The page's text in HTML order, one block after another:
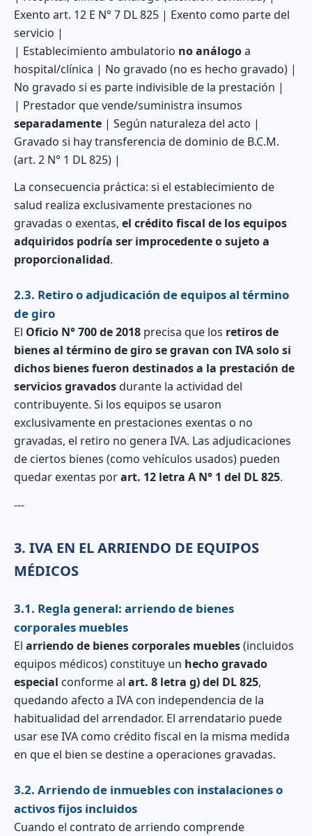
Exento art. 12 E N° 7 DL 825 | Exento como parte del
servicio |
| Establecimiento ambulatorio no análogoa
hospital/clínica | No gravado (no es hecho gravado) |
No gravado si es parte indivisible de la prestación |
| Prestador que vende/suministra insumos
separadamente | Según naturaleza del acto |
Gravado si hay transferencia de dominio de B.C.M.
(art. 2 N° 1 DL 825) |
La consecuencia práctica: si el establecimiento de
salud realiza exclusivamente prestaciones no
gravadas o exentas, el crédito fiscal de los equipos
adquiridos podría ser improcedente o sujeto a
proporcionalidad.
2.3. Retiro o adjudicación de equipos al término
de giro
El Oficio N° 700 de 2018 precisa que los retiros de
bienes al término de giro se gravan con IVA solo si
dichos bienes fueron destinados a la prestación de
servicios gravadosdurante la actividad del
contribuyente. Si los equipos se usaron
exclusivamente en prestaciones exentas o no
gravadas, el retiro no genera IVA. Las adjudicaciones
de ciertos bienes (como vehículos usados) pueden
quedar exentas porart. 12 letra A N° 1 del DL 825.
---
3. IVA EN EL ARRIENDO DE EQUIPOS
MÉDICOS
3.1. Regla general: arriendo de bienes
corporales muebles
El arriendo de bienes corporales muebles(incluidos
equipos médicos) constituye un hecho gravado
especial conforme al art. 8 letra g) del DL 825,
quedando afecto a IVA con independencia de la
habitualidad del arrendador. El arrendatario puede
usar ese IVA como crédito fiscal en la misma medida
en que el bien se destine a operaciones gravadas.
3.2. Arriendo de inmuebles con instalaciones o
activos fijos incluidos
Cuando el contrato de arriendo comprende